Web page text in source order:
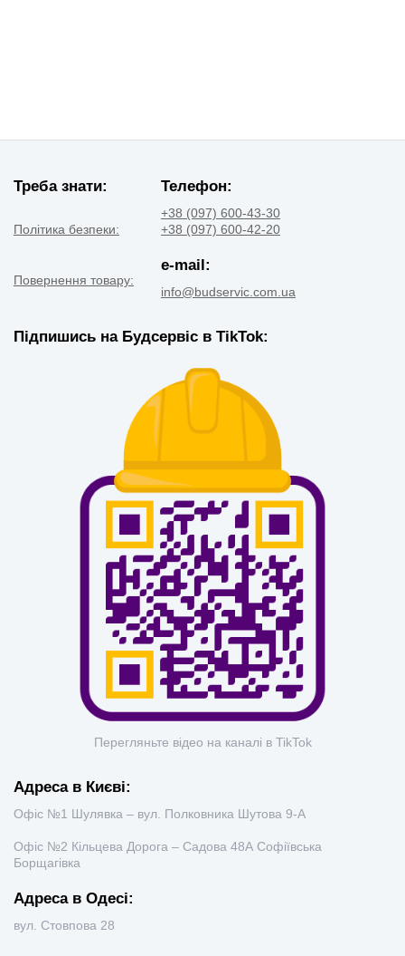
Треба знати:
Політика безпеки:
Повернення товару:
Телефон:
+38 (097) 600-43-30
+38 (097) 600-42-20
e-mail:
info@budservic.com.ua
Підпишись на Будсервіс в TikTok:
Перегляньте відео на каналі в TikTok
Адреса в Києві:
Офіс №1 Шулявка – вул. Полковника Шутова 9-А
Офіс №2 Кільцева Дорога – Садова 48А Софіївська
Борщагівка
Адреса в Одесі:
вул. Стовпова 28